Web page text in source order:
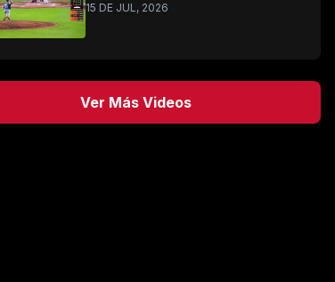
15 DE JUL, 2026
Ver Más Videos